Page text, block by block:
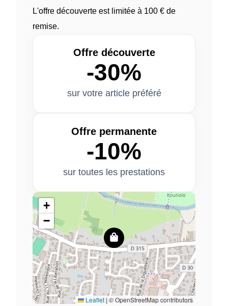
L'offre découverte est limitée à 100 € de
remise.
Offre découverte
-30%
sur votre article préféré
Offre permanente
-10%
sur toutes les prestations
+
−
Leaflet|© OpenStreetMap contributors